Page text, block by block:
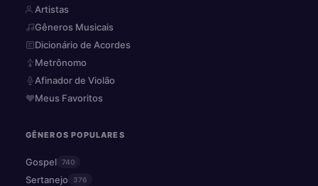
Artistas
Gêneros Musicais
Dicionário de Acordes
Metrônomo
Afinador de Violão
Meus Favoritos
GÊNEROS POPULARES
Gospel 740
Sertanejo 376